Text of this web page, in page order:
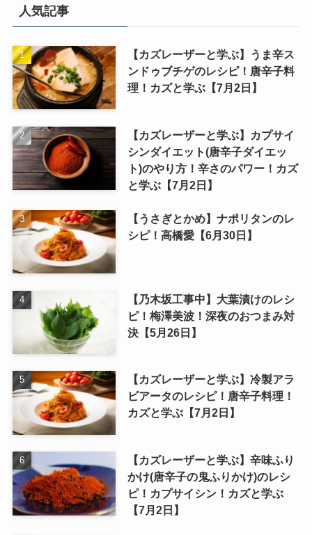
人気記事
【カズレーザーと学ぶ】うま辛ス
ンドゥブチゲのレシピ！唐辛子料
理！カズと学ぶ【7月2日】
【カズレーザーと学ぶ】カプサイ
シンダイエット(唐辛子ダイエッ
ト)のやり方！辛さのパワー！カズ
と学ぶ【7月2日】
【うさぎとかめ】ナポリタンのレ
シピ！高橋愛【6月30日】
【乃木坂工事中】大葉漬けのレシ
ピ！梅澤美波！深夜のおつまみ対
決【5月26日】
【カズレーザーと学ぶ】冷製アラ
ビアータのレシピ！唐辛子料理！
カズと学ぶ【7月2日】
【カズレーザーと学ぶ】辛味ふり
かけ(唐辛子の鬼ふりかけ)のレシ
ピ！カプサイシン！カズと学ぶ
【7月2日】